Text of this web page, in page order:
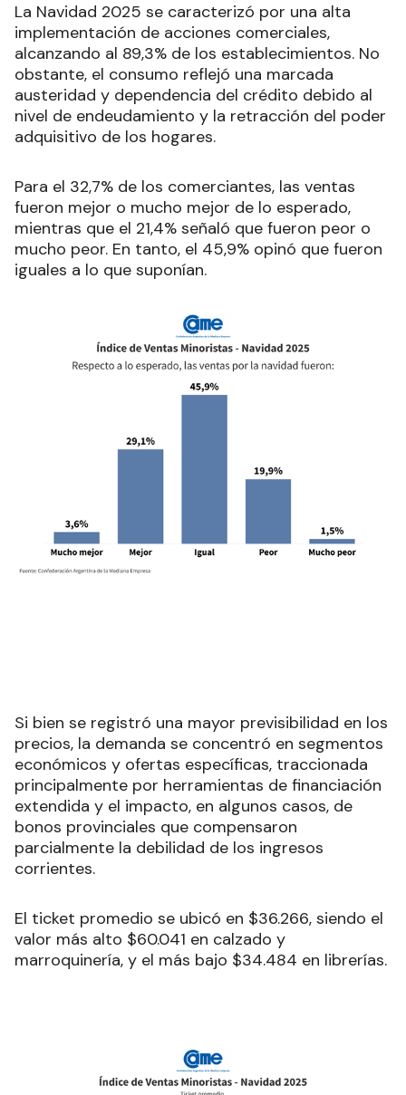
La Navidad 2025 se caracterizó por una alta
implementación de acciones comerciales,
alcanzando al 89,3% de los establecimientos. No
obstante, el consumo reflejó una marcada
austeridad y dependencia del crédito debido al
nivel de endeudamiento y la retracción del poder
adquisitivo de los hogares.
Para el 32,7% de los comerciantes, las ventas
fueron mejor o mucho mejor de lo esperado,
mientras que el 21,4% señaló que fueron peor o
mucho peor. En tanto, el 45,9% opinó que fueron
iguales a lo que suponían.
Si bien se registró una mayor previsibilidad en los
precios, la demanda se concentró en segmentos
económicos y ofertas específicas, traccionada
principalmente por herramientas de financiación
extendida y el impacto, en algunos casos, de
bonos provinciales que compensaron
parcialmente la debilidad de los ingresos
corrientes.
El ticket promedio se ubicó en $36.266, siendo el
valor más alto $60.041 en calzado y
marroquinería, y el más bajo $34.484 en librerías.